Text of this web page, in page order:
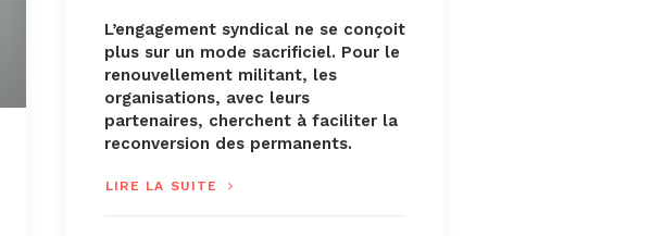
L’engagement syndical ne se conçoit
plus sur un mode sacrificiel. Pour le
renouvellement militant, les
organisations, avec leurs
partenaires, cherchent à faciliter la
reconversion des permanents.
LIRE LA SUITE